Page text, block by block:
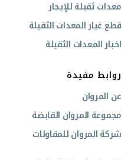
معدات ثقيلة للإيجار
قطع غيار المعدات الثقيلة
اخبار المعدات الثقيلة
روابط مفيدة
عن المروان
مجموعة المروان القابضة
شركة المروان للمقاولات